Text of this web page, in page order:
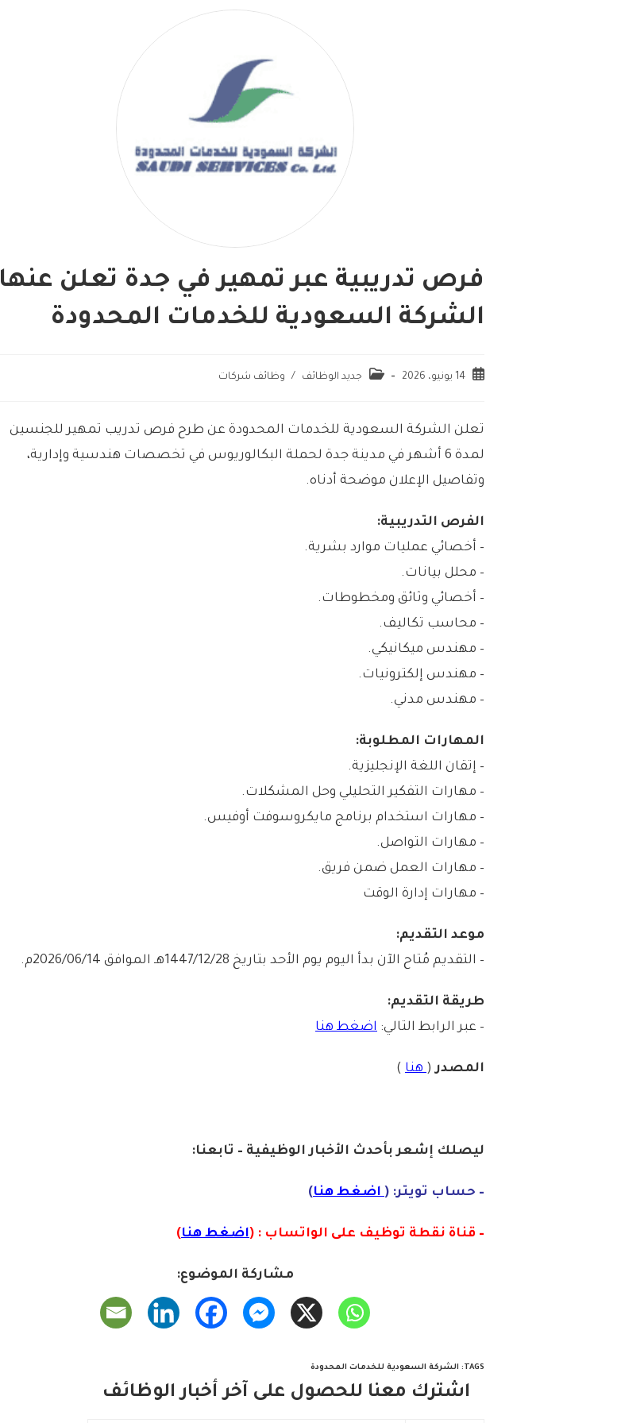
فرص تدريبية عبر تمهير في جدة تعلن عنها
الشركة السعودية للخدمات المحدودة
14 يونيو، 2026 جديد الوظائف / وظائف شركات
تعلن الشركة السعودية للخدمات المحدودة عن طرح فرص تدريب تمهير للجنسين
لمدة 6 أشهر في مدينة جدة لحملة البكالوريوس في تخصصات هندسية وإدارية،
وتفاصيل الإعلان موضحة أدناه.
الفرص التدريبية:
– أخصائي عمليات موارد بشرية.
– محلل بيانات.
– أخصائي وثائق ومخطوطات.
– محاسب تكاليف.
– مهندس ميكانيكي.
– مهندس إلكترونيات.
– مهندس مدني.
المهارات المطلوبة:
– إتقان اللغة الإنجليزية.
– مهارات التفكير التحليلي وحل المشكلات.
– مهارات استخدام برنامج مايكروسوفت أوفيس.
– مهارات التواصل.
– مهارات العمل ضمن فريق.
– مهارات إدارة الوقت
موعد التقديم:
– التقديم مُتاح الآن بدأ اليوم يوم الأحد بتاريخ 1447/12/28هـ الموافق 2026/06/14م.
طريقة التقديم:
– عبر الرابط التالي: اضغط هنا
المصدر(هنا )
ليصلك إشعربأحدث الأخبار الوظيفية – تابعنا:
– حساب تويتر: (اضغط هنا)
– قناة نقطة توظيف على الواتساب : (اضغط هنا)
مشاركة الموضوع:
TAGS
: الشركة السعودية للخدمات المحدودة
اشترك معنا للحصول على آخر أخبار الوظائف